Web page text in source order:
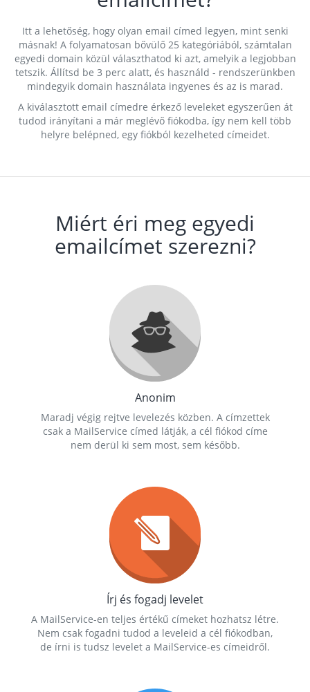
Itt a lehetőség, hogy olyan email címed legyen, mint senki
másnak! A folyamatosan bővülő 25 kategóriából, számtalan
egyedi domain közül választhatod ki azt, amelyik a legjobban
tetszik. Állítsd be 3 perc alatt, és használd - rendszerünkben
mindegyik domain használata ingyenes és az is marad.
A kiválasztott email címedre érkező leveleket egyszerűen át
tudod irányítani a már meglévő fiókodba, így nem kell több
helyre belépned, egy fiókból kezelheted címeidet.
Miért éri meg egyedi
emailcímet szerezni?
Anonim
Maradj végig rejtve levelezés közben. A címzettek
csak a MailService címed látják, a cél fiókod címe
nem derül ki sem most, sem később.
Írj és fogadj levelet
A MailService-en teljes értékű címeket hozhatsz létre.
Nem csak fogadni tudod a leveleid a cél fiókodban,
de írni is tudsz levelet a MailService-es címeidről.